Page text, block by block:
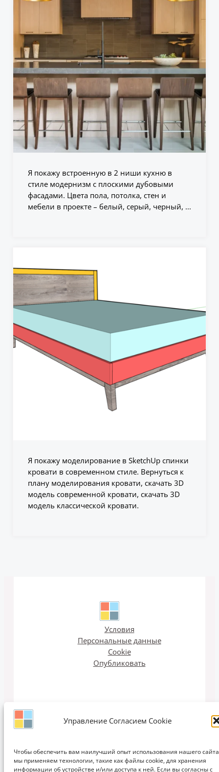
Управление Согласием Cookie
Чтобы обеспечить вам наилучший опыт использования нашего
мы применяем технологии, такие как файлы cookie, для хранения
информации об устройстве и/или доступа к ней. Если вы согласны с
Я покажу встроенную в 2 ниши кухню в
стиле модернизм с плоскими дубовыми
фасадами. Цвета пола, потолка, стен и
мебели в проекте – белый, серый, черный, ...
Я покажу моделирование в SketchUp спинки
кровати в современном стиле. Вернуться к
плану моделирования кровати, скачать 3D
модель современной кровати, скачать 3D
модель классической кровати.
Условия
Персональные данные
Cookie
Опубликовать
Email рассылка